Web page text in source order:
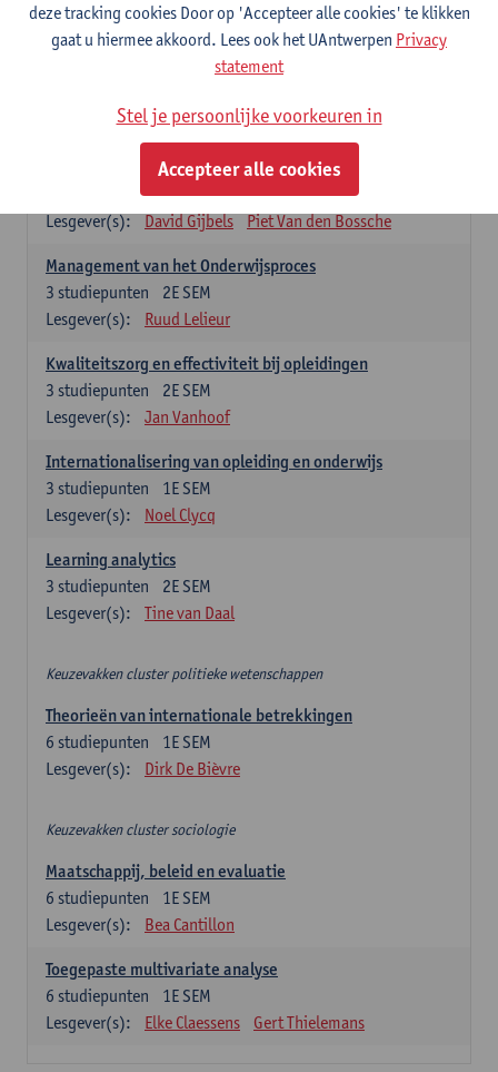
Interne Communicatie
1E SEM
6studiepunten
Charlotte De Backer
Keuzevakken cluster opleidings- en onderwijswetenschappen
Leren op de werkplek
2E SEM
studiepunten
Lesgever(s):
David Gijbels Piet Van den Bossche
Management van het Onderwijsproces
2E SEM
3 studiepunten
Lesgever(s):
Ruud Lelieur
Kwaliteitszorg en effectiviteit bij opleidingen
2E SEM
3 studiepunten
Lesgever(s):
Jan Vanhoof
Internationalisering van opleiding en onderwijs
1E SEM
3 studiepunten
Lesgever(s):
Noel Clycq
Learning analytics
2E SEM
3 studiepunten
Lesgever(s):
Tine van Daal
Keuzevakken cluster politieke wetenschappen
Theorieën van internationale betrekkingen
1E SEM
6 studiepunten
Lesgever(s):
Dirk De Bièvre
Keuzevakken cluster sociologie
Maatschappij, beleid en evaluatie
1E SEM
6 studiepunten
Lesgever(s):
Bea Cantillon
Toegepaste multivariate analyse
1E SEM
6 studiepunten
Lesgever(s):
Elke Claessens Gert Thielemans
deze tracking cookies Door op 'Accepteer alle cookies' te klikken
gaat u hiermee akkoord. Lees ook het UAntwerpen Privacy
statement
Stel je persoonlijke voorkeuren in
Accepteer alle cookies